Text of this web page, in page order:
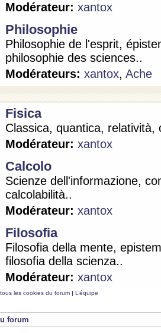
Modérateur: xantox
Philosophie
Philosophie de l'esprit,
philosophie des sciences..
Modérateurs: xantox, Ache
Fisica
Classica, quantica, relatività,
Modérateur: xantox
Calcolo
Scienze dell'informazione,
calcolabilità..
Modérateur: xantox
Filosofia
Filosofia della mente,
filosofia della scienza..
Modérateur: xantox
les cookies du forum | L’équipe
forum